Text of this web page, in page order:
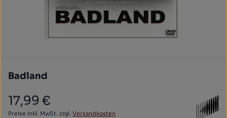
Badland
Regulärer Preis:
17,99 €
Preise inkl. MwSt. zzgl. Versandkosten